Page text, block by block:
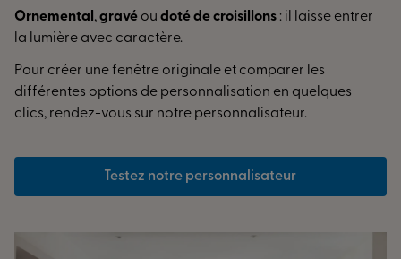
Ornemental ,gravé ou doté de croisillons : il laisse entrer
la lumière avec caractère.
Pour créer une fenêtre originale et comparer les
différentes options de personnalisation en quelques
clics, rendez-vous sur notre personnalisateur.
Testez notre personnalisateur